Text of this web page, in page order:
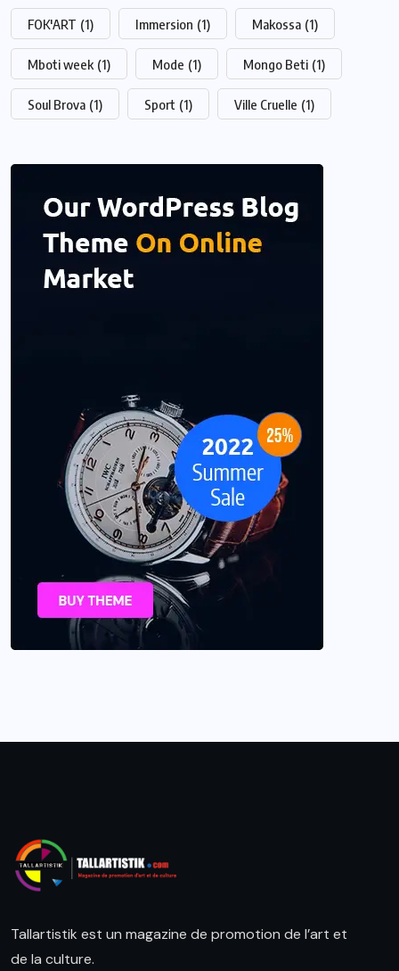
FOK'ART (1) Immersion (1) Makossa (1)
Mboti week (1) Mode (1) Mongo Beti (1)
Soul Brova (1) Sport (1) Ville Cruelle (1)
Tallartistik est un magazine de promotion de l’art et
de la culture.